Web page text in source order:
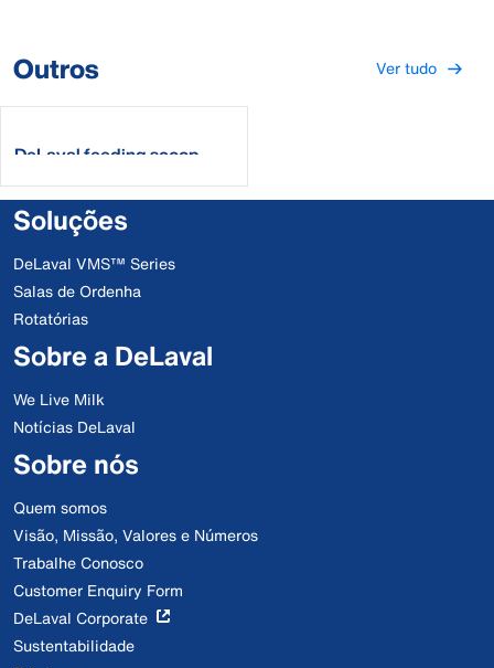
Outros Ver tudo
DeLaval feeding scoop
Soluções
DeLaval VMS™ Series
Salas de Ordenha
Rotatórias
Sobre a DeLaval
We Live Milk
Notícias DeLaval
Sobre nós
Quem somos
Visão, Missão, Valores e Números
Trabalhe Conosco
Customer Enquiry Form
DeLaval Corporate
Sustentabilidade